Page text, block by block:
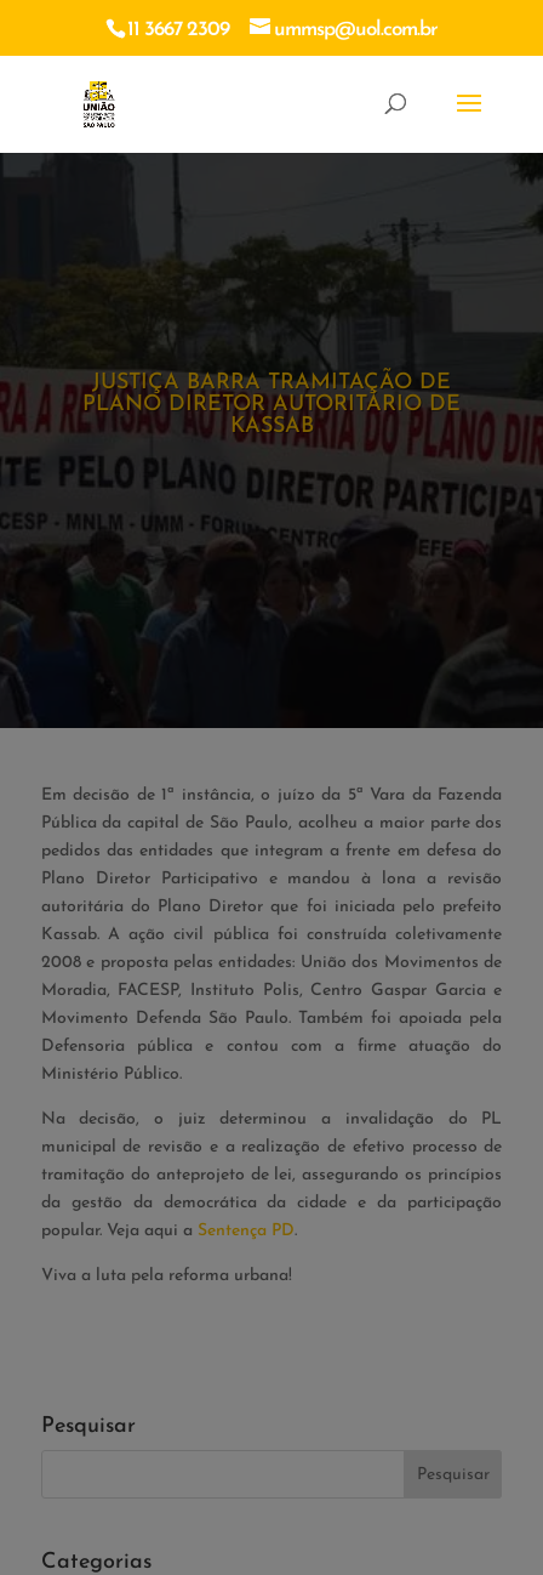
11 3667 2309 ummsp@uol.com.br
JUSTIÇA BARRA TRAMITAÇÃO DE
PLANO DIRETOR AUTORITÁRIO DE
KASSAB
Em decisão de 1ª instância, o juízo da 5ª Vara da Fazenda
Pública da capital de São Paulo, acolheu a maior parte dos
pedidos das entidades que integram a frente em defesa do
Plano Diretor Participativo e mandou à lona a revisão
autoritária do Plano Diretor que foi iniciada pelo prefeito
Kassab. A ação civil pública foi construída coletivamente
2008 e proposta pelas entidades: União dos Movimentos de
Moradia, FACESP, Instituto Polis, Centro Gaspar Garcia e
Movimento Defenda São Paulo. Também foi apoiada pela
Defensoria pública e contou com a firme atuação do
Ministério Público.
Na decisão, o juiz determinou a invalidação do PL
municipal de revisão e a realização de efetivo processo de
tramitação do anteprojeto de lei, assegurando os princípios
da gestão da democrática da cidade e da participação
popular. Veja aqui a Sentença PD.
Viva a luta pela reforma urbana!
Pesquisar
Categorias